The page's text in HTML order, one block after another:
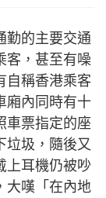
勤的主要交通
客，甚至有噪
自稱香港乘客
廂內同時有十
車票指定的座
垃圾，隨後又
上耳機仍被吵
大嘆「在內地